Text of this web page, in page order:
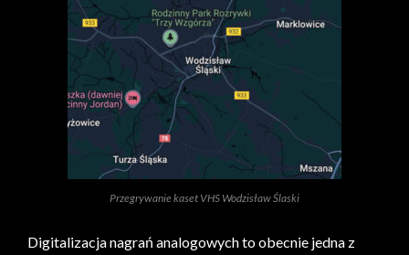
Przegrywanie kaset VHS Wodzisław Ślaski
Digitalizacja nagrań analogowych to obecnie jedna z